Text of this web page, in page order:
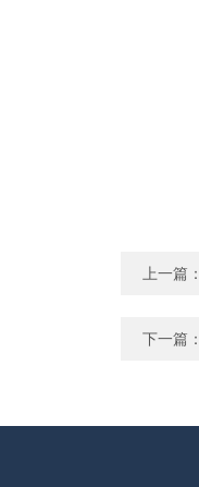
上一篇
下一篇